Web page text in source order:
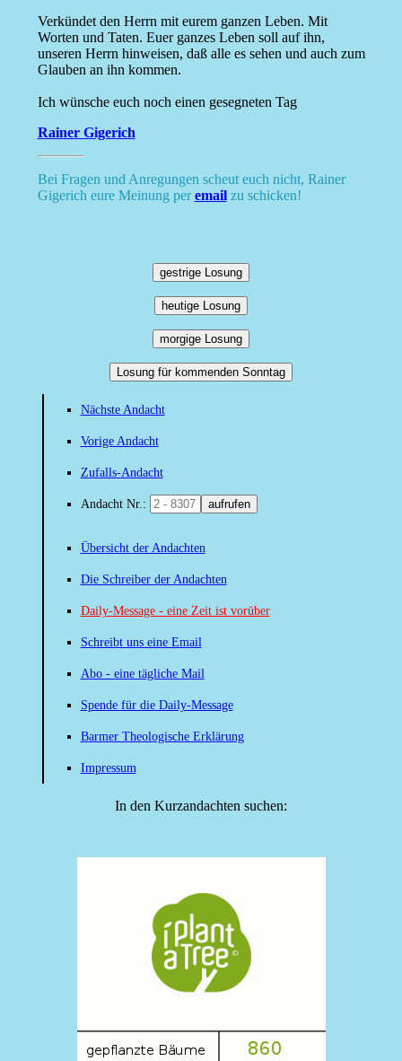
Verkündet den Herrn mit eurem ganzen Leben. Mit
Worten und Taten. Euer ganzes Leben soll auf ihn,
unseren Herrn hinweisen, daß alle es sehen und auch zum
Glauben an ihn kommen.
Ich wünsche euch noch einen gesegneten Tag
Rainer Gigerich
Bei Fragen und Anregungen scheut euch nicht, Rainer
Gigerich eure Meinung peremailzu schicken!
gestrige Losung
heutige Losung
morgige Losung
Losung für kommenden Sonntag
Nächste Andacht
Vorige Andacht
Zufalls-Andacht
Andacht Nr.: aufrufen
Übersicht der Andachten
Die Schreiber der Andachten
Daily-Message - eine Zeit ist vorüber
Schreibt uns eine Email
Abo - eine tägliche Mail
Spende für die Daily-Message
Barmer Theologische Erklärung
Impressum
In den Kurzandachten suchen: